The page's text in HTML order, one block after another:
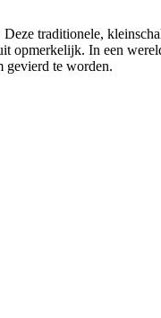
traditionele,
opmerkelijk. In een
gevierd te worden.